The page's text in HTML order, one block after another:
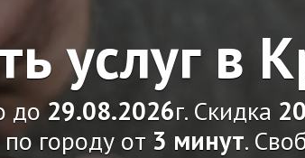
услуг в
до 29.08.2026г. Скидка
городу от 3 минут.